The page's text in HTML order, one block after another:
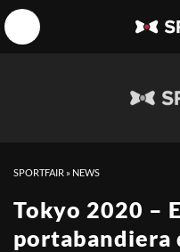
SPORTFAIR » NEWS
Tokyo 2020 –
portabandiera